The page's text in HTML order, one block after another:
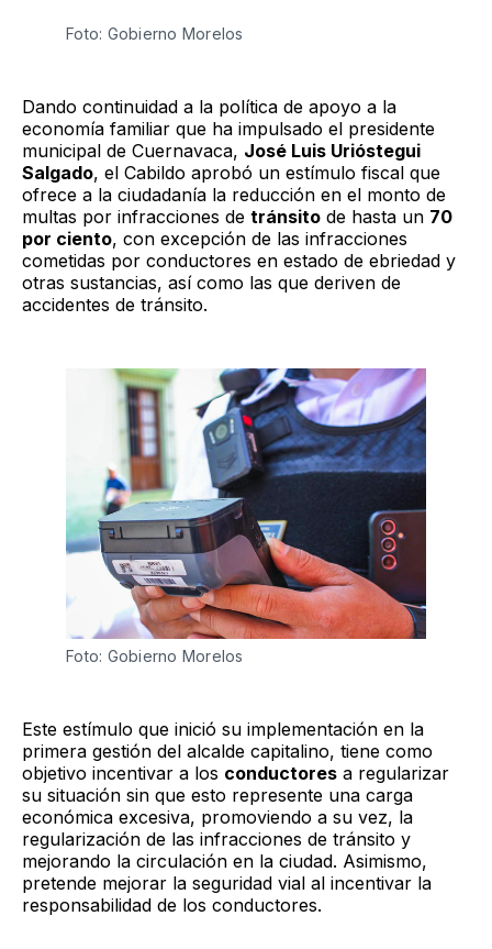
Foto: Gobierno Morelos
Dando continuidad a la política de apoyo a la
economía familiar que ha impulsado el presidente
municipal de Cuernavaca, José Luis Urióstegui
Salgado, el Cabildo aprobó un estímulo fiscal que
ofrece a la ciudadanía la reducción en el monto de
multas por infracciones de tránsito de hasta un 70
por ciento, con excepción de las infracciones
cometidas por conductores en estado de ebriedad y
otras sustancias, así como las que deriven de
accidentes de tránsito.
Foto: Gobierno Morelos
Este estímulo que inició su implementación en la
primera gestión del alcalde capitalino, tiene como
objetivo incentivar a los conductores a regularizar
su situación sin que esto represente una carga
económica excesiva, promoviendo a su vez, la
regularización de las infracciones de tránsito y
mejorando la circulación en la ciudad. Asimismo,
pretende mejorar la seguridad vial al incentivar la
responsabilidad de los conductores.